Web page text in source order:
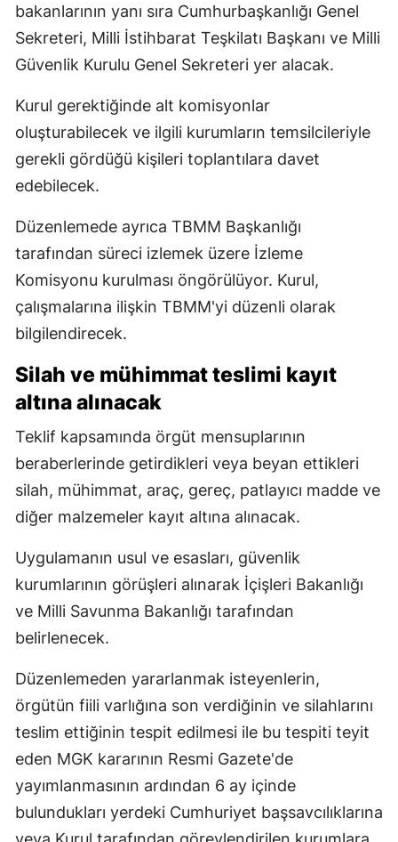
bakanlarının yanı sıra Cumhurbaşkanlığı Genel
Sekreteri, Milli İstihbarat Teşkilatı Başkanı ve Milli
Güvenlik Kurulu Genel Sekreteri yer alacak.
Kurul gerektiğinde alt komisyonlar
oluşturabilecek ve ilgili kurumların temsilcileriyle
gerekli gördüğü kişileri toplantılara davet
edebilecek.
Düzenlemede ayrıca TBMM Başkanlığı
tarafından süreci izlemek üzere İzleme
Komisyonu kurulması öngörülüyor. Kurul,
çalışmalarına ilişkin TBMM'yi düzenli olarak
bilgilendirecek.
Silah ve mühimmat teslimi kayıt
altına alınacak
Teklif kapsamında örgüt mensuplarının
beraberlerinde getirdikleri veya beyan ettikleri
silah, mühimmat, araç, gereç, patlayıcı madde ve
diğer malzemeler kayıt altına alınacak.
Uygulamanın usul ve esasları, güvenlik
kurumlarının görüşleri alınarak İçişleri Bakanlığı
ve Milli Savunma Bakanlığı tarafından
belirlenecek.
Düzenlemeden yararlanmak isteyenlerin,
örgütün fiili varlığına son verdiğinin ve silahlarını
teslim ettiğinin tespit edilmesi ile bu tespiti teyit
eden MGK kararının Resmi Gazete'de
yayımlanmasının ardından 6 ay içinde
bulundukları yerdeki Cumhuriyet başsavcılıklarına